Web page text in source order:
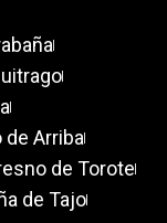
de Arriba
de Torote
de Tajo